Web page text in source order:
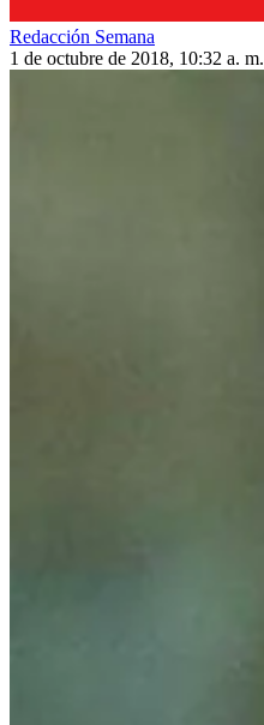
Redacción Semana
1 de octubre de 2018, 10:32 a. m.